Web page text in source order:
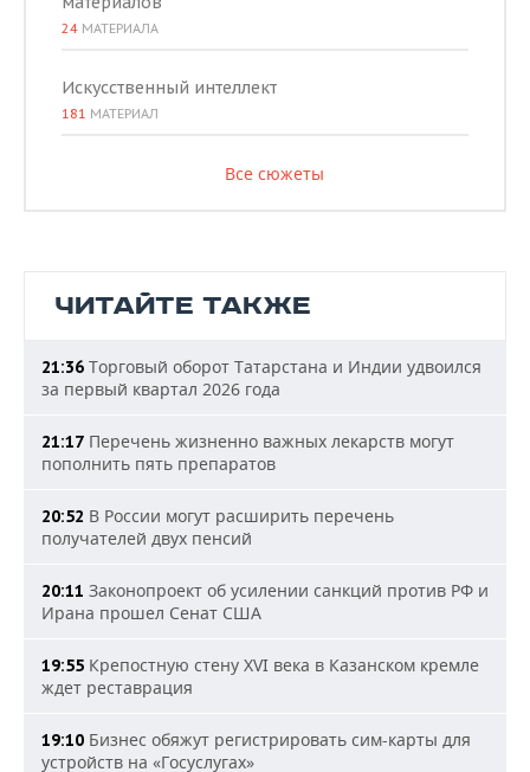
24 МАТЕРИАЛА
Искусственный интеллект
181 МАТЕРИАЛ
Все сюжеты
ЧИТАЙТЕ ТАКЖЕ
21:36 Торговый оборот Татарстана и Индии удвоился
за первый квартал 2026 года
21:17 Перечень жизненно важных лекарств могут
пополнить пять препаратов
20:52 В России могут расширить перечень
получателей двух пенсий
20:11 Законопроект об усилении санкций против РФ и
Ирана прошел Сенат США
19:55 Крепостную стену XVI века в Казанском кремле
ждет реставрация
19:10 Бизнес обяжут регистрировать сим-карты для
устройств на «Госуслугах»